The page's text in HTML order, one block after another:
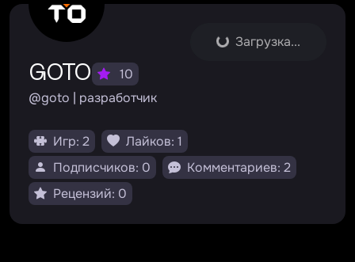
Загрузка...
GOTO
10
@goto | разработчик
Игр: 2
Лайков: 1
Подписчиков: 0
Комментариев: 2
Рецензий: 0